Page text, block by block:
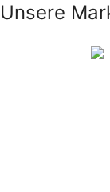
Unsere